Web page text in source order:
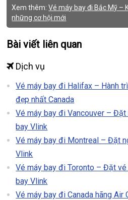
Xem thêm:Vé máy bay đi Bắc Mỹ –
những cơ hội mới
Bài viết liên quan
Dịch vụ
Vé máy bay đi Halifax – Hành
đẹp nhất Canada
Vé máy bay đi Vancouver –
bay Vlink
Vé máy bay đi Montreal – Đặt
Vlink
Vé máy bay đi Toronto – Đặt
bay Vlink
Vé máy bay đi Canada hãng